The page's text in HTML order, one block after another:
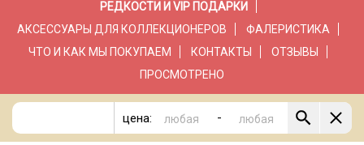
РЕДКОСТИ И VIP ПОДАРКИ
АКСЕССУАРЫ ДЛЯ КОЛЛЕКЦИОНЕРОВ
ФАЛЕРИСТИКА
ЧТО И КАК МЫ ПОКУПАЕМ
КОНТАКТЫ
ОТЗЫВЫ
ПРОСМОТРЕНО
цена: -